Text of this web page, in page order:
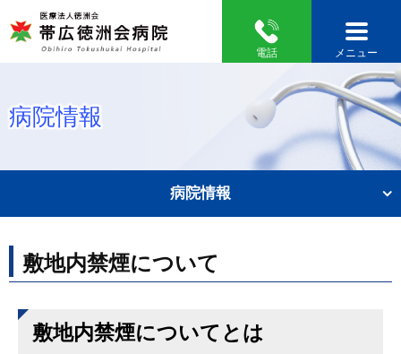
電話 メニュー
病院情報
敷地内禁煙について
敷地内禁煙についてとは
病院情報